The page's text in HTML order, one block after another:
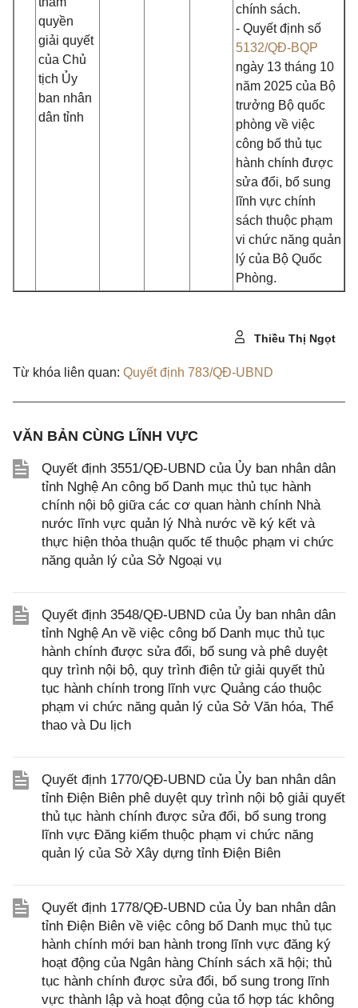
chính sách.
- Quyết định số
5132/QĐ-BQP
ngày 13 tháng 10
năm 2025 của Bộ
trưởng Bộ quốc
phòng về việc
công bố thủ tục
hành chính được
sửa đổi, bổ sung
lĩnh vực chính
sách thuộc phạm
vi chức năng quản
lý của Bộ Quốc
Phòng.
quyền
giải quyết
của Chủ
tịch Ủy
ban nhân
dân tỉnh
Thiều Thị Ngọt
Từ khóa liên quan: Quyết định 783/QĐ-UBND
VĂN BẢN CÙNG LĨNH VỰC
Quyết định 3551/QĐ-UBND của Ủy ban nhân dân
tỉnh Nghệ An công bố Danh mục thủ tục hành
chính nội bộ giữa các cơ quan hành chính Nhà
nước lĩnh vực quản lý Nhà nước về ký kết và
thực hiện thỏa thuận quốc tế thuộc phạm vi chức
năng quản lý của Sở Ngoại vụ
Quyết định 3548/QĐ-UBND của Ủy ban nhân dân
tỉnh Nghệ An về việc công bố Danh mục thủ tục
hành chính được sửa đổi, bổ sung và phê duyệt
quy trình nội bộ, quy trình điện tử giải quyết thủ
tục hành chính trong lĩnh vực Quảng cáo thuộc
phạm vi chức năng quản lý của Sở Văn hóa, Thể
thao và Du lịch
Quyết định 1770/QĐ-UBND của Ủy ban nhân dân
tỉnh Điện Biên phê duyệt quy trình nội bộ giải quyết
thủ tục hành chính được sửa đổi, bổ sung trong
lĩnh vực Đăng kiểm thuộc phạm vi chức năng
quản lý của Sở Xây dựng tỉnh Điện Biên
Quyết định 1778/QĐ-UBND của Ủy ban nhân dân
tỉnh Điện Biên về việc công bố Danh mục thủ tục
hành chính mới ban hành trong lĩnh vực đăng ký
hoạt động của Ngân hàng Chính sách xã hội; thủ
tục hành chính được sửa đổi, bổ sung trong lĩnh
vực thành lập và hoạt động của tổ hợp tác không